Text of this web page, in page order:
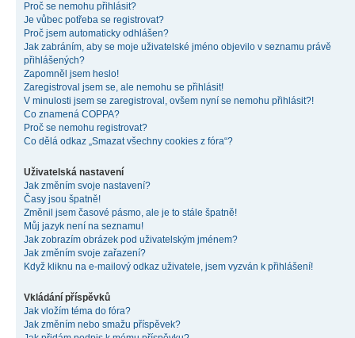
Proč se nemohu přihlásit?
Je vůbec potřeba se registrovat?
Proč jsem automaticky odhlášen?
Jak zabráním, aby se moje uživatelské jméno objevilo v seznamu právě
přihlášených?
Zapomněl jsem heslo!
Zaregistroval jsem se, ale nemohu se přihlásit!
V minulosti jsem se zaregistroval, ovšem nyní se nemohu přihlásit?!
Co znamená COPPA?
Proč se nemohu registrovat?
Co dělá odkaz „Smazat všechny cookies z fóra“?
Uživatelská nastavení
Jak změním svoje nastavení?
Časy jsou špatně!
Změnil jsem časové pásmo, ale je to stále špatně!
Můj jazyk není na seznamu!
Jak zobrazím obrázek pod uživatelským jménem?
Jak změním svoje zařazení?
Když kliknu na e-mailový odkaz uživatele, jsem vyzván k přihlášení!
Vkládání příspěvků
Jak vložím téma do fóra?
Jak změním nebo smažu příspěvek?